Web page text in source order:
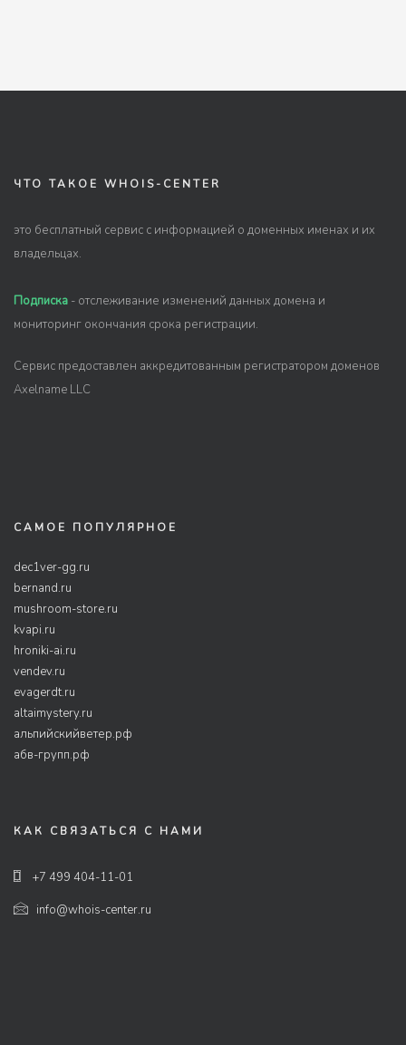
ЧТО ТАКОЕ WHOIS-CENTER
это бесплатный сервис с информацией о доменных именах и их
владельцах.
Подписка - отслеживание изменений данных домена и
мониторинг окончания срока регистрации.
Сервис предоставлен аккредитованным регистратором доменов
Axelname LLC
САМОЕ ПОПУЛЯРНОЕ
dec1ver-gg.ru
bernand.ru
mushroom-store.ru
kvapi.ru
hroniki-ai.ru
vendev.ru
evagerdt.ru
altaimystery.ru
альпийскийветер.рф
абв-групп.рф
КАК СВЯЗАТЬСЯ С НАМИ
+7 499 404-11-01
info@whois-center.ru